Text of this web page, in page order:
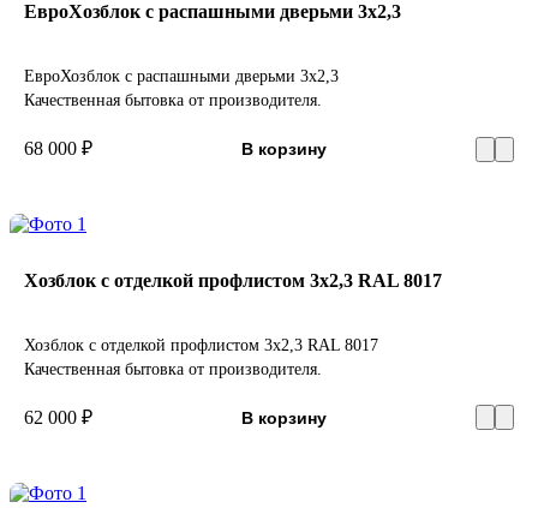
ЕвроХозблок с распашными дверьми 3х2,3
ЕвроХозблок с распашными дверьми 3х2,3
Качественная бытовка от производителя.
68 000 ₽ В корзину
Хозблок с отделкой профлистом 3х2,3 RAL 8017
Хозблок с отделкой профлистом 3х2,3 RAL 8017
Качественная бытовка от производителя.
62 000 ₽ В корзину